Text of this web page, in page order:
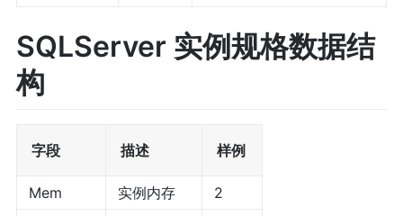
SQLServer 实例规格数据结
构
字段 描述 样例
Mem 实例内存
2